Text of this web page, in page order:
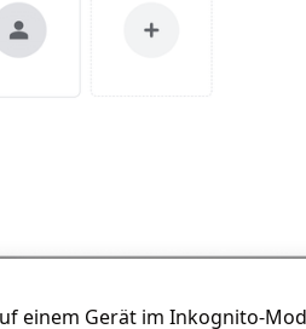
einem Gerät im Inkognito-